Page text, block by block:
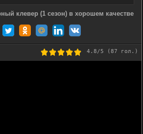
клевер (1 сезон) в хорошем качестве
4.8/5 (87 гол.)